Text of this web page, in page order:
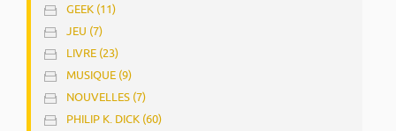
GEEK (11)
JEU (7)
LIVRE (23)
MUSIQUE (9)
NOUVELLES (7)
PHILIP K. DICK (60)